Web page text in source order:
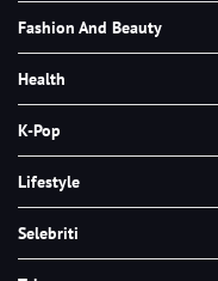
Fashion And Beauty
Health
K-Pop
Lifestyle
Selebriti